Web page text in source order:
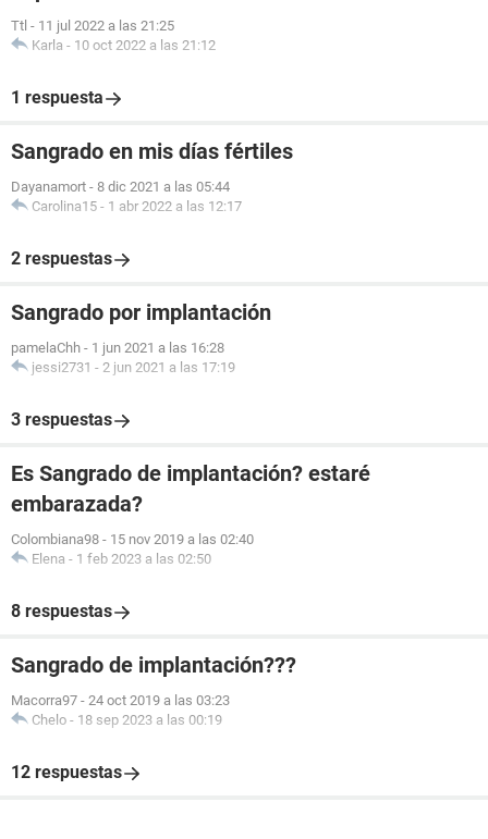
Ttl - 11 jul 2022 a las 21:25
Karla - 10 oct 2022 a las 21:12
1 respuesta
Sangrado en mis días fértiles
Dayanamort - 8 dic 2021 a las 05:44
Carolina15 - 1 abr 2022 a las 12:17
2 respuestas
Sangrado por implantación
pamelaChh - 1 jun 2021 a las 16:28
jessi2731 - 2 jun 2021 a las 17:19
3 respuestas
Es Sangrado de implantación? estaré
embarazada?
Colombiana98 - 15 nov 2019 a las 02:40
Elena - 1 feb 2023 a las 02:50
8 respuestas
Sangrado de implantación???
Macorra97 - 24 oct 2019 a las 03:23
Chelo - 18 sep 2023 a las 00:19
12 respuestas